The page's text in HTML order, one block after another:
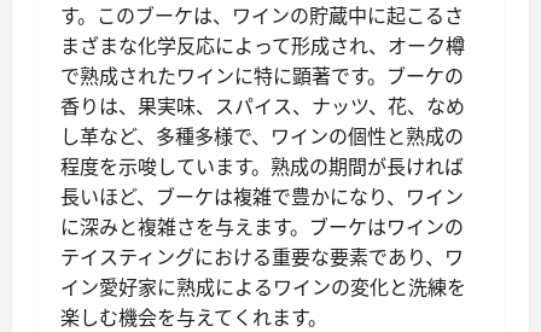
す。このブーケは、ワインの貯蔵中に起こるさ
まざまな化学反応によって形成され、オーク樽
で熟成されたワインに特に顕著です。ブーケの
香りは、果実味、スパイス、ナッツ、花、なめ
し革など、多種多様で、ワインの個性と熟成の
程度を示唆しています。熟成の期間が長ければ
長いほど、ブーケは複雑で豊かになり、ワイン
に深みと複雑さを与えます。ブーケはワインの
テイスティングにおける重要な要素であり、ワ
イン愛好家に熟成によるワインの変化と洗練を
楽しむ機会を与えてくれます。